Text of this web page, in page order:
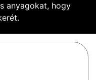
anyagokat, hogy